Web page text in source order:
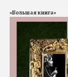
«Большая книга»